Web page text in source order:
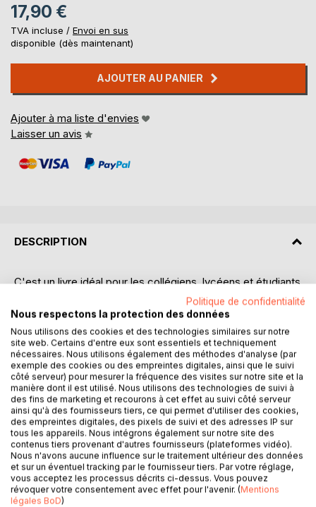
17,90 €
TVA incluse / Envoi en sus
disponible (dès maintenant)
AJOUTER AU PANIER
Ajouter à ma liste d'envies
Laisser un avis
DESCRIPTION
C'est un livre idéal pour les collégiens, lycéens et étudiants
Avec lui, dites STOP aux révisions ennuyantes ! Vous
apprendrez à prendre du plaisir en travaillant !
Il regorge de méthodes pour apprendre plus vite et sur le
long terme, pour gérer son stress à l'école mais aussi en
dehors, pour prendre de bonnes habitudes de travail, pour
trouver sa voie, ...
En plus, il est facile et agréable, parfait pour tous ceux qui
ont du mal avec la lecture.
Temps de lecture : 1-2 heures.
Politique de confidentialité
Nous respectons la protection des données
Nous utilisons des cookies et des technologies similaires sur notre
site web. Certains d'entre eux sont essentiels et techniquement
nécessaires. Nous utilisons également des méthodes d'analyse (par
exemple des cookies ou des empreintes digitales, ainsi que le suivi
côté serveur) pour mesurer la fréquence des visites sur notre site et la
manière dont il est utilisé. Nous utilisons des technologies de suivi à
des fins de marketing et recourons à cet effet au suivi côté serveur
ainsi qu'à des fournisseurs tiers, ce qui permet d'utiliser des cookies,
des empreintes digitales, des pixels de suivi et des adresses IP sur
tous les appareils. Nous intégrons également sur notre site des
contenus tiers provenant d'autres fournisseurs (plateformes vidéo).
Nous n'avons aucune influence sur le traitement ultérieur des données
et sur un éventuel tracking par le fournisseur tiers. Par votre réglage,
vous acceptez les processus décrits ci-dessus. Vous pouvez
révoquer votre consentement avec effet pour l'avenir. (Mentions
légales BoD)